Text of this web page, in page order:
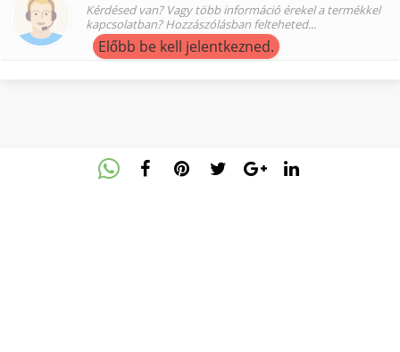
Kérdésed van? Vagy több információ érekel a termékkel
kapcsolatban? Hozzászólásban felteheted...
Előbb be kell jelentkezned.